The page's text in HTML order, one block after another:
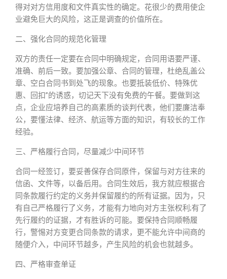
得对对方信用度和文件真实性的确定。花很少的费用使企
业避免巨大的风险，这正是调查的价值所在。
二、强化合同的规范化管理
双方的责任一定要在合同中明确规定，合同用语要严谨、
准确、前后一致。要加强公章、合同的管理，杜绝乱盖公
章、空白合同书到处飞的现象。也要抵装低价、特殊优
惠、回扣”的诱惑，切记天下没有免费的午餐。要做到这
点，企业应培养自己的高素质的谈判代表，他们要廉洁奉
公，要懂法律、经济、航运等方面的知识，有较长的工作
经验。
三、严格履行合同，尽量减少中间环节
合同一经签订，要妥善保存合同原件，保留与对方往来的
信函、文件等，以备后用。合同生效后，我方就应根据合
同条款履行约定的义务并保留履约的所有证据。因为，只
有自己严格履行了义务，才能有力地向对方主张权利;有了
先行履约的证据，才有胜诉的可能。要保持合同顺畅履
行，警惕对方变更合同条款的请求，更不能允许中间商的
随便介入，中间环节越多，产生风险的机会也就越多。
四、严格审查单证